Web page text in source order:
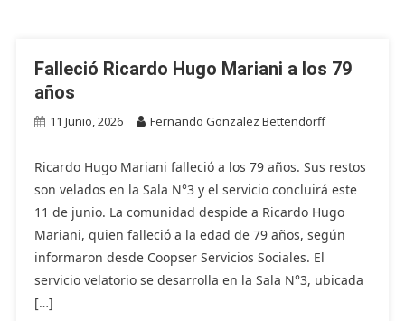
Falleció Ricardo Hugo Mariani a los 79
años
11 Junio, 2026 Fernando Gonzalez Bettendorff
Ricardo Hugo Mariani falleció a los 79 años. Sus restos
son velados en la Sala N°3 y el servicio concluirá este
11 de junio. La comunidad despide a Ricardo Hugo
Mariani, quien falleció a la edad de 79 años, según
informaron desde Coopser Servicios Sociales. El
servicio velatorio se desarrolla en la Sala N°3, ubicada
[…]